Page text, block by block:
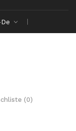
(0)